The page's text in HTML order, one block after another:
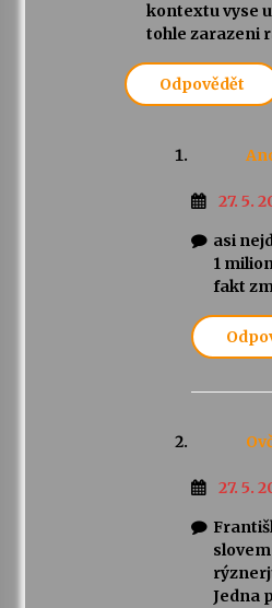
kontextu vyse
tohle zarazeni
Odpovědět
27. 5.
asi
1
fakt
27. 5.
Jedna